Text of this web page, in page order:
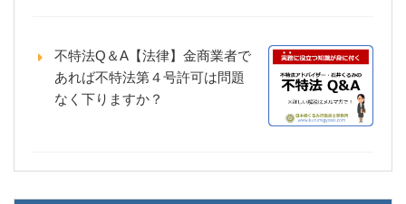
不特法Q＆A【法律】金商業者で
あれば不特法第４号許可は問題
なく下りますか？